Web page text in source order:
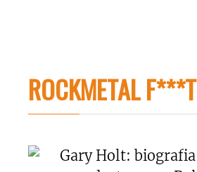
ROCKMETAL F***T